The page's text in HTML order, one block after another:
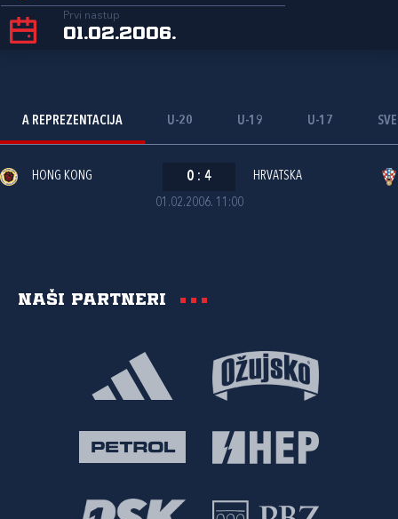
Prvi nastup
01.02.2006.
A REPREZENTACIJA U-20 U-19 U-17
01.02.2006. 11:00
HONG KONG 0 : 4 HRVATSKA
Naši partneri